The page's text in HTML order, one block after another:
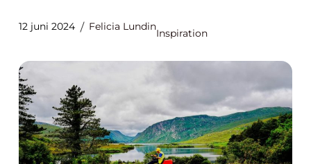
12 juni 2024 Felicia Lundin
Inspiration